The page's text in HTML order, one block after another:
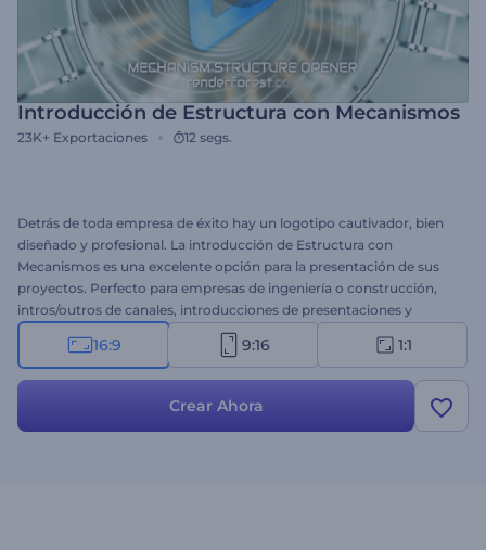
Introducción de Estructura con Mecanismos
23K+ Exportaciones 12 segs.
Detrás de toda empresa de éxito hay un logotipo cautivador, bien
diseñado y profesional. La introducción de Estructura con
Mecanismos es una excelente opción para la presentación de sus
proyectos. Perfecto para empresas de ingeniería o construcción,
intros/outros de canales, introducciones de presentaciones y
mucho más. Cargue su logotipo y obtenga su animación
profesional en pocos minutos. Supere a sus competidores de forma
16:9 9:16 1:1
Crear Ahora